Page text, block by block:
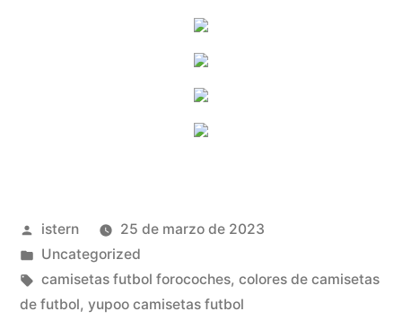
Publicado
por
istern
25 de marzo de 2023
Publicado
en
Uncategorized
Etiquetas:
camisetas futbol forocoches, colores de camisetas
de futbol, yupoo camisetas futbol